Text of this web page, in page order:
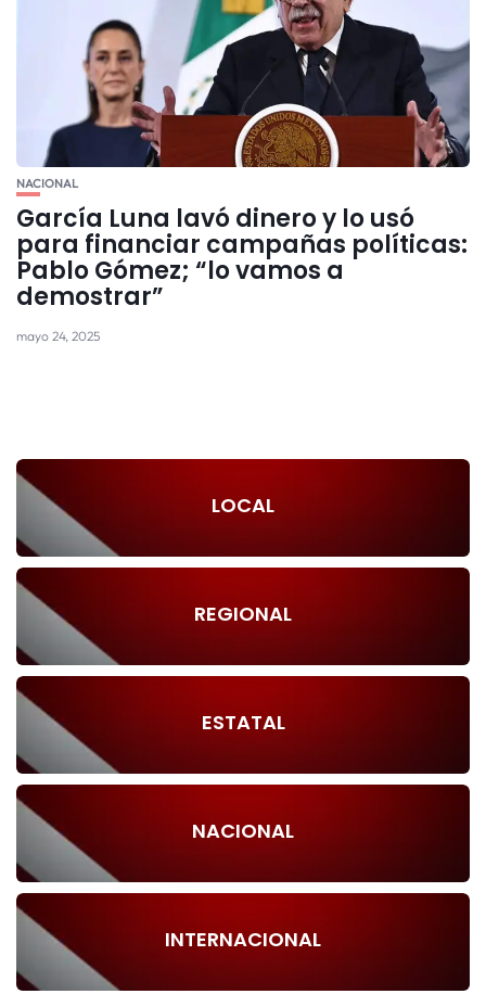
NACIONAL
García Luna lavó dinero y lo usó
para financiar campañas políticas:
Pablo Gómez; “lo vamos a
demostrar”
mayo 24, 2025
LOCAL
REGIONAL
ESTATAL
NACIONAL
INTERNACIONAL